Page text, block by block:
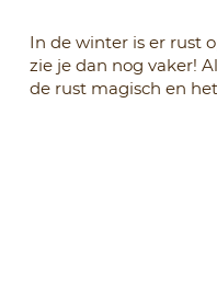
In de winter is er rust
zie je dan nog vaker!
de rust magisch en